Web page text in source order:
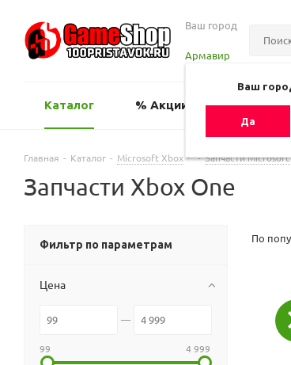
Ваш город
Армавир
Ваш
Да
Каталог % Акции Оценить
Главная - Каталог - Microsoft Xbox - Запчасти
Запчасти Xbox One
По
Фильтр по параметрам
Цена
99 4 999